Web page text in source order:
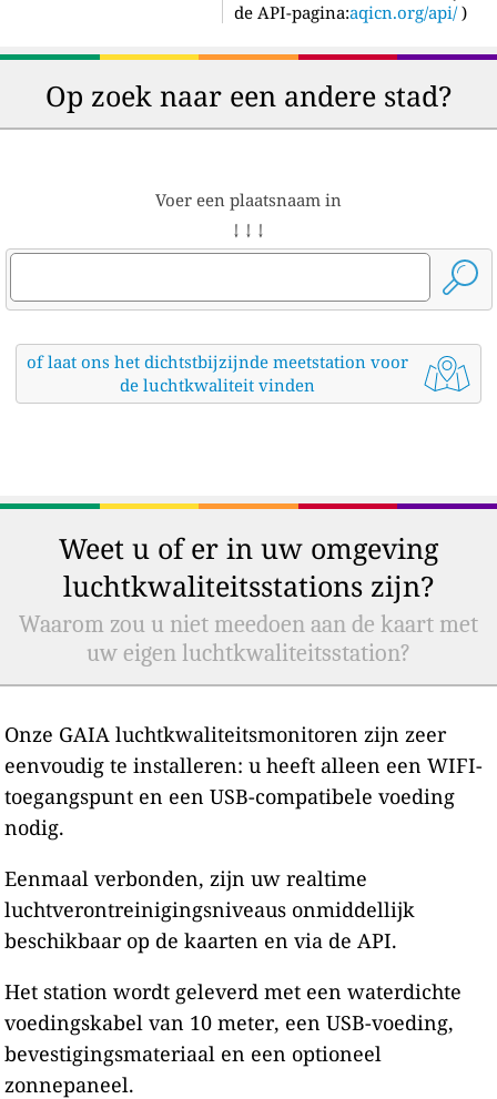
de API-pagina:aqicn.org/api/ )
Op zoek naar een andere stad?
Voer een plaatsnaam in
↓ ↓ ↓
of laat ons het dichtstbijzijnde meetstation voor
de luchtkwaliteit vinden
Weet u of er in uw omgeving
luchtkwaliteitsstations zijn?
Waarom zou u niet meedoen aan de kaart met
uw eigen luchtkwaliteitsstation?
Onze GAIA luchtkwaliteitsmonitoren zijn zeer
eenvoudig te installeren: u heeft alleen een WIFI-
toegangspunt en een USB-compatibele voeding
nodig.
Eenmaal verbonden, zijn uw realtime
luchtverontreinigingsniveaus onmiddellijk
beschikbaar op de kaarten en via de API.
Het station wordt geleverd met een waterdichte
voedingskabel van 10 meter, een USB-voeding,
bevestigingsmateriaal en een optioneel
zonnepaneel.